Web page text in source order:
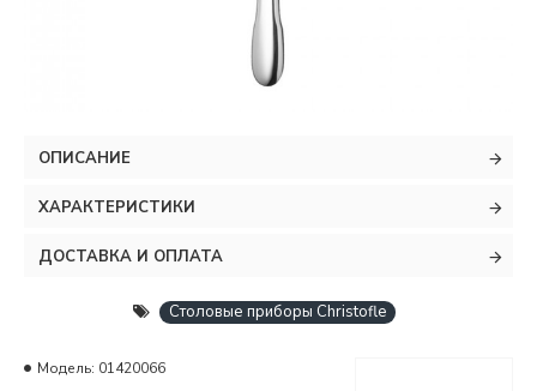
ОПИСАНИЕ
ХАРАКТЕРИСТИКИ
ДОСТАВКА И ОПЛАТА
Столовые приборы Christofle
Модель: 01420066